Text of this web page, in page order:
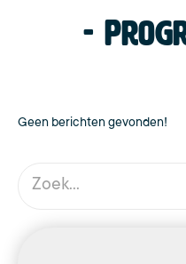
Geen berichten gevonden!